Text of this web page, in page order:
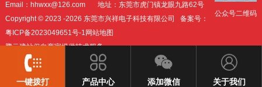
Email：hhwxx@126.com 地址：东莞市虎门镇龙眼九路62号
Copyright © 2023 -2026 东莞市兴祥电子科技有限公司 备案号：
粤ICP备2023049651号-1 网站地图
腾云建站仅向商家提供技术服务
公众号二维码
一键拨打 产品中心 添加微信 关于我们